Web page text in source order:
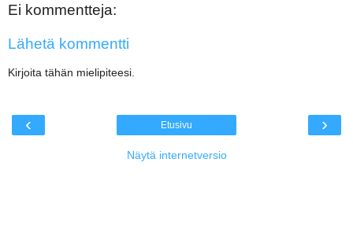
Ei kommentteja:
Lähetä kommentti
Kirjoita tähän mielipiteesi.
‹ ›
Etusivu
Näytä internetversio